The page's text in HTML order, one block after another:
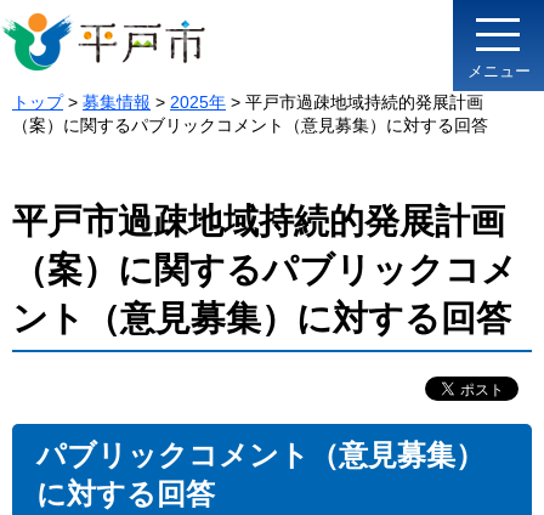
メニュー
トップ> 募集情報 > 2025年 > 平戸市過疎地域持続的発展計画
（案）に関するパブリックコメント（意見募集）に対する回答
平戸市過疎地域持続的発展計画
（案）に関するパブリックコメ
ント（意見募集）に対する回答
パブリックコメント（意見募集）
に対する回答